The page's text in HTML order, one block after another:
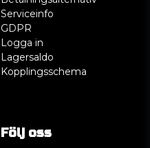
Serviceinfo
GDPR
Logga in
Lagersaldo
Kopplingsschema
Följ oss